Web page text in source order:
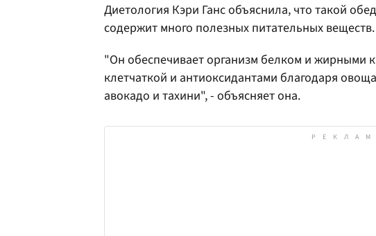
Диетология Кэри Ганс объяснила, что такой
содержит много полезных питательных веществ.
"Он обеспечивает организм белком и жирными
клетчаткой и антиоксидантами благодаря
авокадо и тахини", - объясняет она.